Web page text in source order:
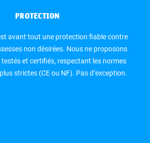
PROTECTION
avant tout une protection fiable contre
non désirées. Nous ne proposons
et certifiés, respectant les normes
strictes (CE ou NF). Pas d’exception.